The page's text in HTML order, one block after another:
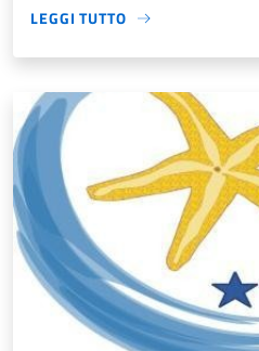
LEGGI TUTTO